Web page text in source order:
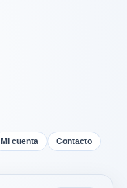
Mi cuenta Contacto